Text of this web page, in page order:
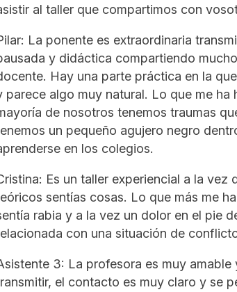
al taller que compartimos con
La ponente es extraordinaria
y didáctica compartiendo
Hay una parte práctica en la
parece algo muy natural. Lo que me ha
de nosotros tenemos traumas
un pequeño agujero negro
en los colegios.
Es un taller experiencial a la
sentías cosas. Lo que más me
rabia y a la vez un dolor en el pie
con una situación de
3: La profesora es muy
el contacto es muy claro y se